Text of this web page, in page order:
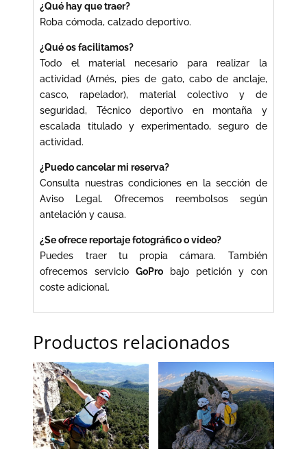
¿Qué hay que traer?
Roba cómoda, calzado deportivo.
¿Qué os facilitamos?
Todo el material necesario para realizar la
actividad (Arnés, pies de gato, cabo de anclaje,
casco, rapelador), material colectivo y de
seguridad, Técnico deportivo en montaña y
escalada titulado y experimentado, seguro de
actividad.
¿Puedo cancelar mi reserva?
Consulta nuestras condiciones en la sección de
Aviso Legal. Ofrecemos reembolsos según
antelación y causa.
¿Se ofrece reportaje fotográfico o vídeo?
Puedes traer tu propia cámara. También
ofrecemos servicioGoPro bajo petición y con
coste adicional.
Productos relacionados